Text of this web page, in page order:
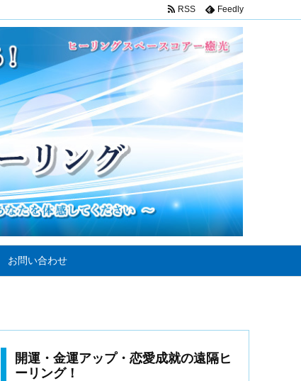
お問い合わせ
RSS Feedly
開運・金運アップ・恋愛成就の遠隔ヒ
ーリング！